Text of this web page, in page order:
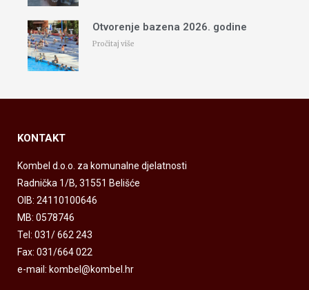
Otvorenje bazena 2026. godine
Pročitaj više
KONTAKT
Kombel d.o.o. za komunalne djelatnosti
Radnička 1/B, 31551 Belišće
OIB: 24110100646
MB: 0578746
Tel: 031/ 662 243
Fax: 031/664 022
e-mail: kombel@kombel.hr